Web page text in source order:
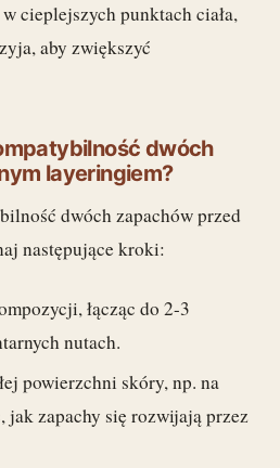
cieplejszych punktach ciała,
aby zwiększyć
dwóch
layeringiem?
dwóch zapachów przed
następujące kroki:
łącząc do 2-3
nutach.
powierzchni skóry, np. na
jak zapachy się rozwijają przez